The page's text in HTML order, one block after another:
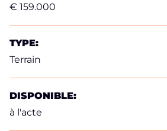
€ 159.000
TYPE:
Terrain
DISPONIBLE:
à l'acte